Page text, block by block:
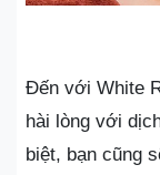
Đến với White
hài lòng với
biệt, bạn cũng